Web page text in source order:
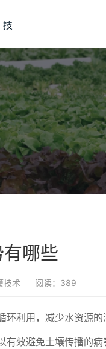
哪些
技术 阅读：389
利用，减少水资源的
效避免土壤传播的病